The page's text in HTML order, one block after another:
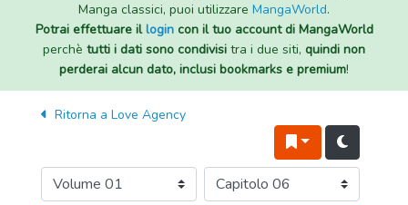
Manga classici, puoi utilizzare MangaWorld.
Potrai effettuare illogincon il tuo account di MangaWorld
perchè tutti i dati sono condivisi tra i due siti, quindi non
perderai alcun dato, inclusi bookmarks e premium!
Ritorna a Love Agency